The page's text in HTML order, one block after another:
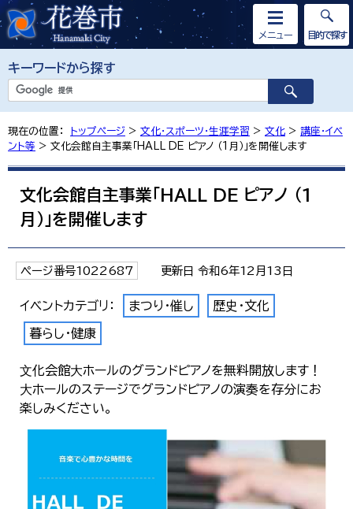
キーワードから探す
メニュー 目的で探す
現在の位置： トップページ > 文化・スポーツ・生涯学習 > 文化 > 講座・イベ
ント等 > 文化会館自主事業「HALL DE ピアノ （1月）」を開催します
文化会館自主事業「HALL DE ピアノ （1
月）」を開催します
ページ番号1022687 更新日 令和6年12月13日
イベントカテゴリ： まつり・催し 歴史・文化
暮らし・健康
⽂化会館⼤ホールのグランドピアノを無料開放します！
⼤ホールのステージでグランドピアノの演奏を存分にお
楽しみください。